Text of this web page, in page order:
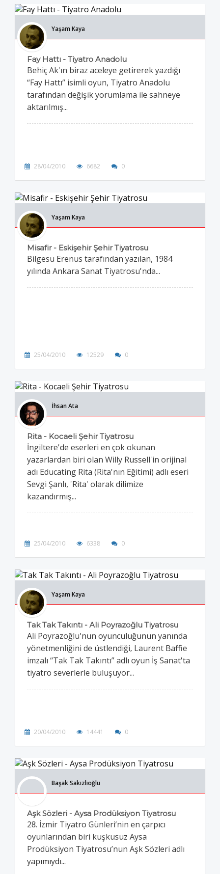
Yaşam Kaya
Fay Hattı - Tiyatro Anadolu
Behiç Ak'ın biraz aceleye getirerek yazdığı
“Fay Hattı” isimli oyun, Tiyatro Anadolu
tarafından değişik yorumlama ile sahneye
aktarılmış...
28/04/2010 6682 0
Yaşam Kaya
Misafir - Eskişehir Şehir Tiyatrosu
Bilgesu Erenus tarafından yazılan, 1984
yılında Ankara Sanat Tiyatrosu'nda...
25/04/2010 12529 0
İhsan Ata
Rita - Kocaeli Şehir Tiyatrosu
İngiltere'de eserleri en çok okunan
yazarlardan biri olan Willy Russell'in orijinal
adı Educating Rita (Rita'nın Eğitimi) adlı eseri
Sevgi Şanlı, 'Rita' olarak dilimize
kazandırmış...
25/04/2010 6338 0
Yaşam Kaya
Tak Tak Takıntı - Ali Poyrazoğlu Tiyatrosu
Ali Poyrazoğlu'nun oyunculuğunun yanında
yönetmenliğini de üstlendiği, Laurent Baffie
imzalı “Tak Tak Takıntı” adlı oyun İş Sanat'ta
tiyatro severlerle buluşuyor...
20/04/2010 14441 0
Başak Sakızlıoğlu
Aşk Sözleri - Aysa Prodüksiyon Tiyatrosu
28. İzmir Tiyatro Günleri’nin en çarpıcı
oyunlarından biri kuşkusuz Aysa
Prodüksiyon Tiyatrosu’nun Aşk Sözleri adlı
yapımıydı...